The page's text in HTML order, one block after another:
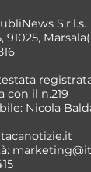
S.r.l.s.
con il n.219
Nicola